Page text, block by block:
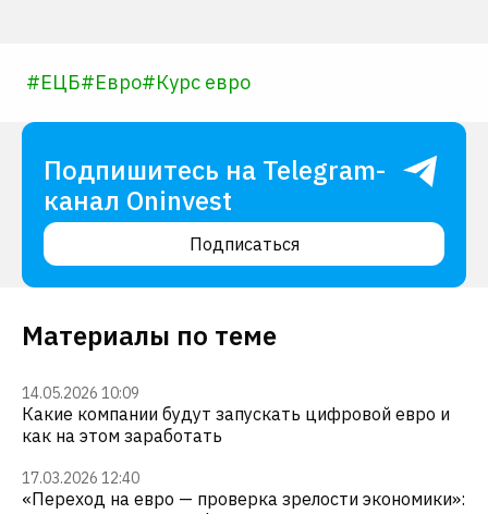
#ЕЦБ#Евро#Курс евро
Подпишитесь на Telegram-
канал Oninvest
Подписаться
Материалы по теме
14.05.2026 10:09
Какие компании будут запускать цифровой евро и
как на этом заработать
17.03.2026 12:40
«Переход на евро — проверка зрелости экономики»: